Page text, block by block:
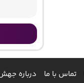
تماس با ما درباره